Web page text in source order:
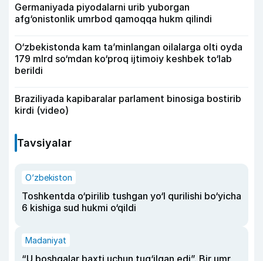
Germaniyada piyodalarni urib yuborgan
afg‘onistonlik umrbod qamoqqa hukm qilindi
O‘zbekistonda kam ta’minlangan oilalarga olti oyda
179 mlrd so‘mdan ko‘proq ijtimoiy keshbek to‘lab
berildi
Braziliyada kapibaralar parlament binosiga bostirib
kirdi (video)
Tavsiyalar
O‘zbekiston
Toshkentda o‘pirilib tushgan yo‘l qurilishi bo‘yicha
6 kishiga sud hukmi o‘qildi
Madaniyat
“U boshqalar baxti uchun tug‘ilgan edi”. Bir umr